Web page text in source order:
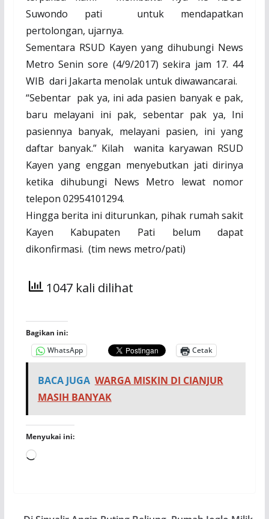
Suwondo pati
untuk mendapatkan
pertolongan, ujarnya.
Sementara RSUD Kayen yang dihubungi News
Metro Senin sore (4/9/2017) sekira jam 17. 44
WIB dari Jakarta menolak untuk diwawancarai.
“Sebentar pak ya, ini ada pasien banyak e pak,
baru melayani ini pak, sebentar pak ya, Ini
pasiennya banyak, melayani pasien, ini yang
daftar banyak.” Kilah
wanita karyawan RSUD
Kayen yang enggan menyebutkan jati dirinya
ketika dihubungi News Metro lewat nomor
telepon 02954101294.
Hingga berita ini diturunkan, pihak rumah sakit
Kayen Kabupaten Pati belum dapat
dikonfirmasi. (tim news metro/pati)
1047 kali dilihat
Bagikan ini:
WhatsApp
Cetak
BACA JUGA WARGA MISKIN DI CIANJUR
MASIH BANYAK
Menyukai ini:
Memuat...